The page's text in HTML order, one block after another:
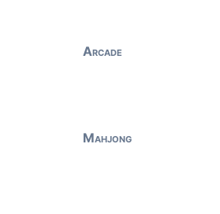
Arcade
Mahjong